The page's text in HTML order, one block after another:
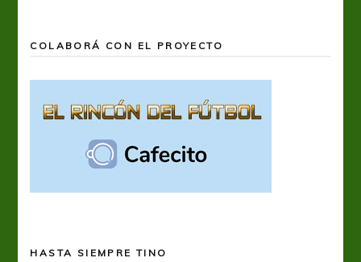
COLABORÁ CON EL PROYECTO
HASTA SIEMPRE TINO